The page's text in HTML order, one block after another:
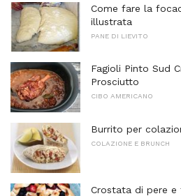
Come fare la
illustrata
PANE DI LIEVITO
Fagioli Pinto Sud
Prosciutto
CIBO AMERICANO
Burrito per
COLAZIONE E BRUNCH
Crostata di pere